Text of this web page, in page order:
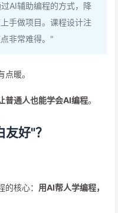
AI辅助编程的方式，降
手做项目。课程设计注
非常难得。"
暖。
普通人也能学会AI编程。
好"？
核心： 用AI帮人学编程，